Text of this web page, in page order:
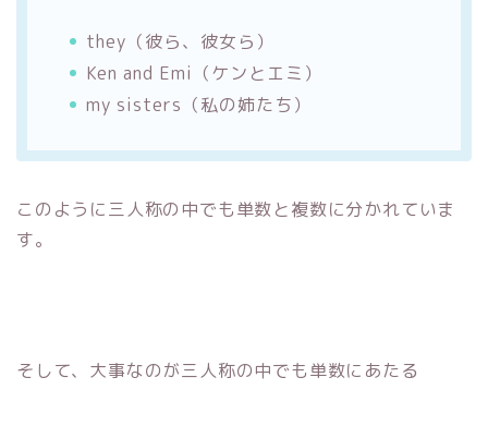
they（彼ら、彼女ら）
Ken and Emi（ケンとエミ）
my sisters（私の姉たち）
このように三人称の中でも単数と複数に分かれていま
す。
そして、大事なのが三人称の中でも単数にあたる